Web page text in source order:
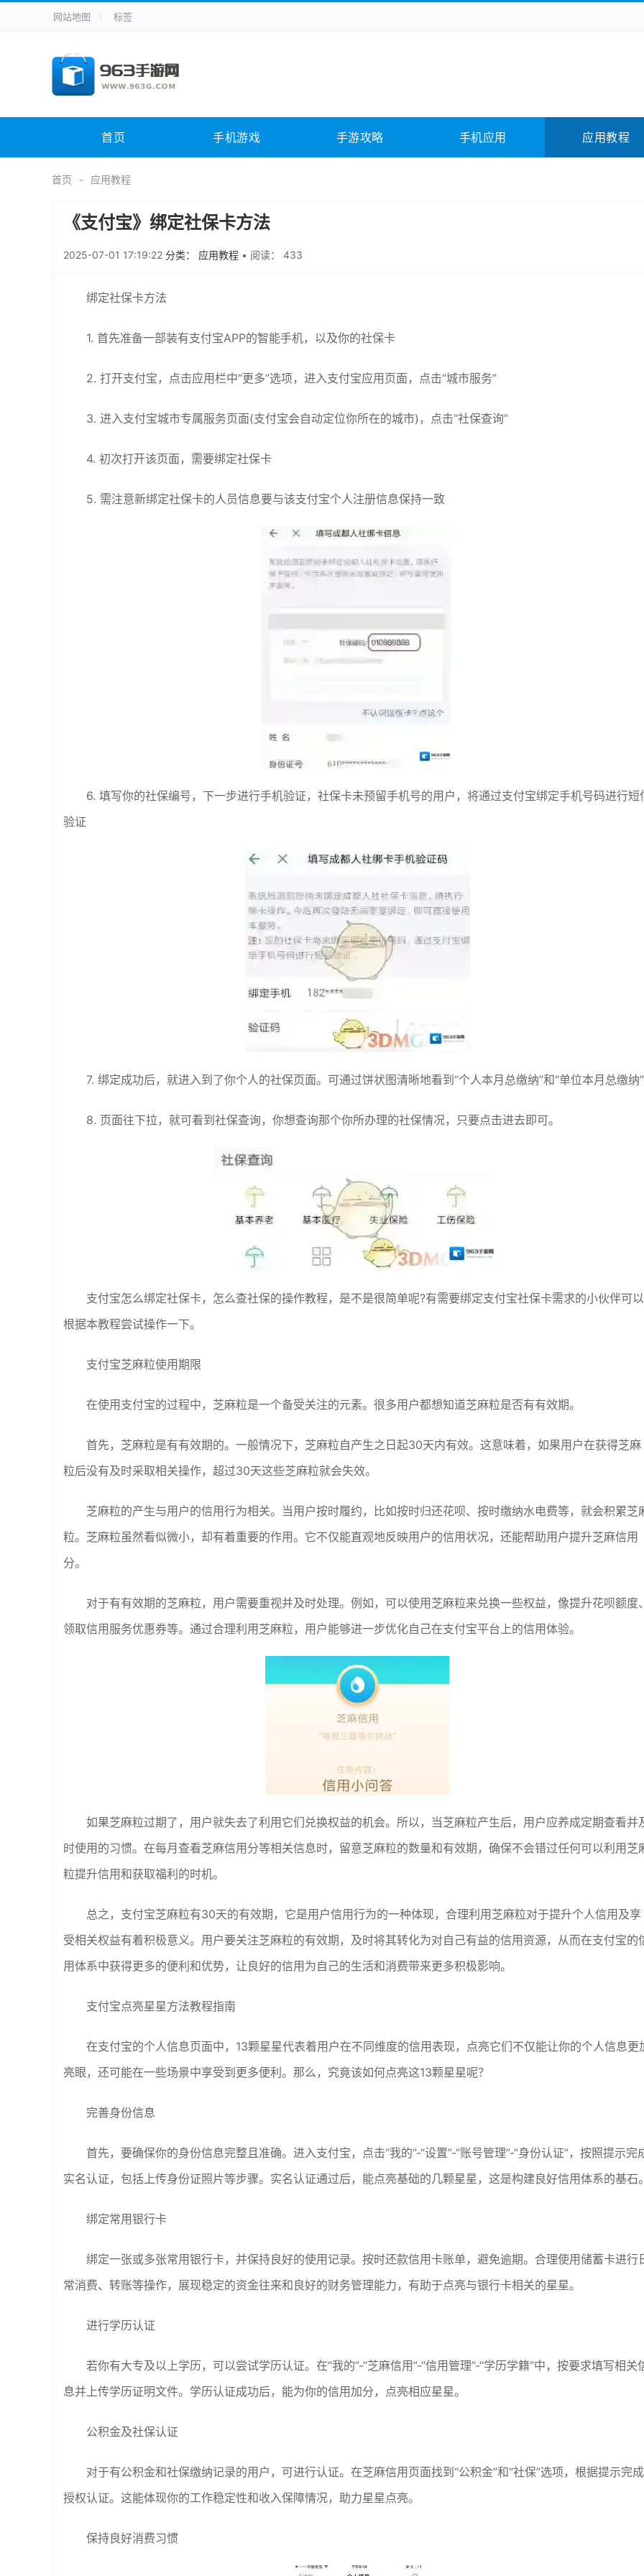
手机应用
手机游戏 体育竞技
电脑软件 其它类别 图形软件 安全相关 应用软件 影音软件 插件下载
未分类 综合其它
网站地图 标签
首页 手机游戏 手游攻略 手机应用 应用教程
首页 应用教程
《支付宝》绑定社保卡方法
2025-07-01 17:19:22 分类： 应用教程 • 阅读： 433
绑定社保卡方法
1. 首先准备一部装有支付宝APP的智能手机，以及你的社保卡
2. 打开支付宝，点击应用栏中“更多”选项，进入支付宝应用页面，点击“城市服务”
3. 进入支付宝城市专属服务页面(支付宝会自动定位你所在的城市)，点击“社保查询”
4. 初次打开该页面，需要绑定社保卡
5. 需注意新绑定社保卡的人员信息要与该支付宝个人注册信息保持一致
6. 填写你的社保编号，下一步进行手机验证，社保卡未预留手机号的用户，将通过支付宝绑定手机号码进行短
验证
7. 绑定成功后，就进入到了你个人的社保页面。可通过饼状图清晰地看到“个人本月总缴纳”和“单位本月总缴纳”
8. 页面往下拉，就可看到社保查询，你想查询那个你所办理的社保情况，只要点击进去即可。
支付宝怎么绑定社保卡，怎么查社保的操作教程，是不是很简单呢?有需要绑定支付宝社保卡需求的小伙伴可以
根据本教程尝试操作一下。
支付宝芝麻粒使用期限
在使用支付宝的过程中，芝麻粒是一个备受关注的元素。很多用户都想知道芝麻粒是否有有效期。
首先，芝麻粒是有有效期的。一般情况下，芝麻粒自产生之日起30天内有效。这意味着，如果用户在获得芝麻
粒后没有及时采取相关操作，超过30天这些芝麻粒就会失效。
芝麻粒的产生与用户的信用行为相关。当用户按时履约，比如按时归还花呗、按时缴纳水电费等，就会积累芝
粒。芝麻粒虽然看似微小，却有着重要的作用。它不仅能直观地反映用户的信用状况，还能帮助用户提升芝麻信用
分。
对于有有效期的芝麻粒，用户需要重视并及时处理。例如，可以使用芝麻粒来兑换一些权益，像提升花呗额度
领取信用服务优惠券等。通过合理利用芝麻粒，用户能够进一步优化自己在支付宝平台上的信用体验。
如果芝麻粒过期了，用户就失去了利用它们兑换权益的机会。所以，当芝麻粒产生后，用户应养成定期查看并
时使用的习惯。在每月查看芝麻信用分等相关信息时，留意芝麻粒的数量和有效期，确保不会错过任何可以利用芝
粒提升信用和获取福利的时机。
总之，支付宝芝麻粒有30天的有效期，它是用户信用行为的一种体现，合理利用芝麻粒对于提升个人信用及享
受相关权益有着积极意义。用户要关注芝麻粒的有效期，及时将其转化为对自己有益的信用资源，从而在支付宝的
用体系中获得更多的便利和优势，让良好的信用为自己的生活和消费带来更多积极影响。
支付宝点亮星星方法教程指南
在支付宝的个人信息页面中，13颗星星代表着用户在不同维度的信用表现，点亮它们不仅能让你的个人信息更
亮眼，还可能在一些场景中享受到更多便利。那么，究竟该如何点亮这13颗星星呢？
完善身份信息
首先，要确保你的身份信息完整且准确。进入支付宝，点击“我的”-“设置”-“账号管理”-“身份认证”，按照提示完
实名认证，包括上传身份证照片等步骤。实名认证通过后，能点亮基础的几颗星星，这是构建良好信用体系的基石
绑定常用银行卡
绑定一张或多张常用银行卡，并保持良好的使用记录。按时还款信用卡账单，避免逾期。合理使用储蓄卡进行
常消费、转账等操作，展现稳定的资金往来和良好的财务管理能力，有助于点亮与银行卡相关的星星。
进行学历认证
若你有大专及以上学历，可以尝试学历认证。在“我的”-“芝麻信用”-“信用管理”-“学历学籍”中，按要求填写相关
息并上传学历证明文件。学历认证成功后，能为你的信用加分，点亮相应星星。
公积金及社保认证
对于有公积金和社保缴纳记录的用户，可进行认证。在芝麻信用页面找到“公积金”和“社保”选项，根据提示完成
授权认证。这能体现你的工作稳定性和收入保障情况，助力星星点亮。
保持良好消费习惯